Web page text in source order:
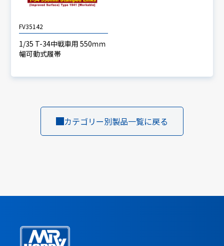
FV35142
1/35 T-34中戦車用 550ｍｍ
幅可動式履帯
カテゴリー別製品一覧に戻る